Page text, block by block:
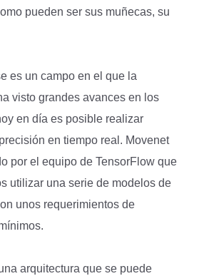
pueden ser sus muñecas, su
es un campo en el que la
visto grandes avances en los
en día es posible realizar
en tiempo real. Movenet
por el equipo de TensorFlow que
utilizar una serie de modelos de
unos requerimientos de
arquitectura que se puede